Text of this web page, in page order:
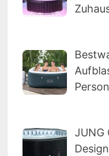
JUNG